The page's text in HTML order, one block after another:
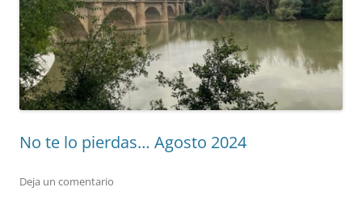
No te lo pierdas… Agosto 2024
Deja un comentario